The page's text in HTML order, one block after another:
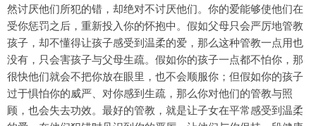
然讨厌他们所犯的错，却绝对不讨厌他们。你的爱能够使他们在
受你惩罚之后，重新投入你的怀抱中。假如父母只会严厉地管教
孩子，却不懂得让孩子感受到温柔的爱，那么这种管教一点用也
没有，只会害孩子与父母生疏。假如你的孩子一点都不怕你，那
很快他们就会不把你放在眼里，也不会顺服你；但假如你的孩子
过于惧怕你的威严、对你感到生疏，那么你对他们的管教与照
顾，也会失去功效。最好的管教，就是让子女在平常感受到温柔